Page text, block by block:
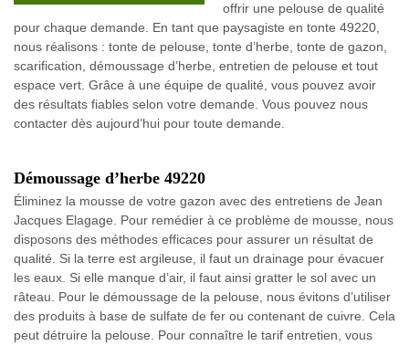
offrir une pelouse de qualité
pour chaque demande. En tant que paysagiste en tonte 49220,
nous réalisons : tonte de pelouse, tonte d’herbe, tonte de gazon,
scarification, démoussage d’herbe, entretien de pelouse et tout
espace vert. Grâce à une équipe de qualité, vous pouvez avoir
des résultats fiables selon votre demande. Vous pouvez nous
contacter dès aujourd’hui pour toute demande.
Démoussage d’herbe 49220
Éliminez la mousse de votre gazon avec des entretiens de Jean
Jacques Elagage. Pour remédier à ce problème de mousse, nous
disposons des méthodes efficaces pour assurer un résultat de
qualité. Si la terre est argileuse, il faut un drainage pour évacuer
les eaux. Si elle manque d’air, il faut ainsi gratter le sol avec un
râteau. Pour le démoussage de la pelouse, nous évitons d’utiliser
des produits à base de sulfate de fer ou contenant de cuivre. Cela
peut détruire la pelouse. Pour connaître le tarif entretien, vous